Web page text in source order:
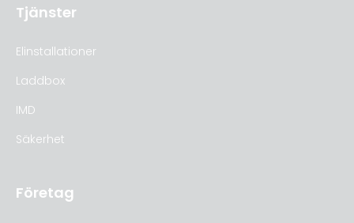
Tjänster
Elinstallationer
Laddbox
IMD
Säkerhet
Företag